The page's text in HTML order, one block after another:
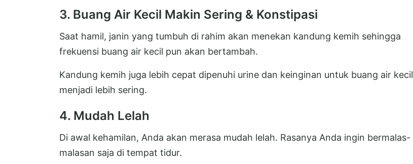
3. Buang Air Kecil Makin Sering & Konstipasi
Saat hamil, janin yang tumbuh di rahim akan menekan kandung kemih sehingga
frekuensi buang air kecil pun akan bertambah.
Kandung kemih juga lebih cepat dipenuhi urine dan keinginan untuk buang air kecil
menjadi lebih sering.
4. Mudah Lelah
Di awal kehamilan, Anda akan merasa mudah lelah. Rasanya Anda ingin bermalas-
malasan saja di tempat tidur.